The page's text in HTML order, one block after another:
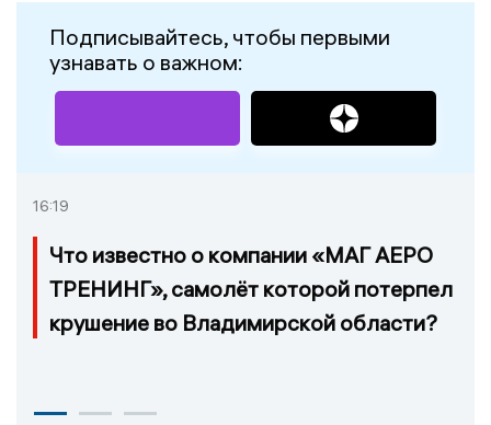
Подписывайтесь, чтобы первыми
узнавать о важном:
16:19
Что известно о компании «МАГ АЕРО
ТРЕНИНГ», самолёт которой потерпел
крушение во Владимирской области?